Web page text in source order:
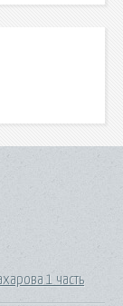
1 часть